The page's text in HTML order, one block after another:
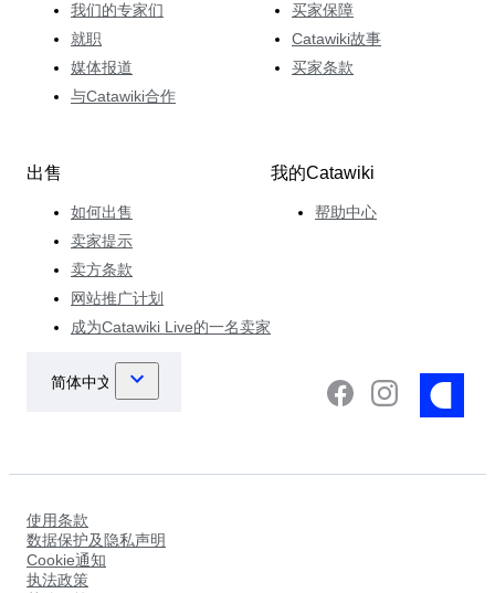
我们的专家们
就职
媒体报道
与Catawiki合作
买家保障
Catawiki故事
买家条款
出售
如何出售
卖家提示
卖方条款
网站推广计划
成为Catawiki Live的一名卖家
我的Catawiki
帮助中心
使用条款
数据保护及隐私声明
Cookie通知
执法政策